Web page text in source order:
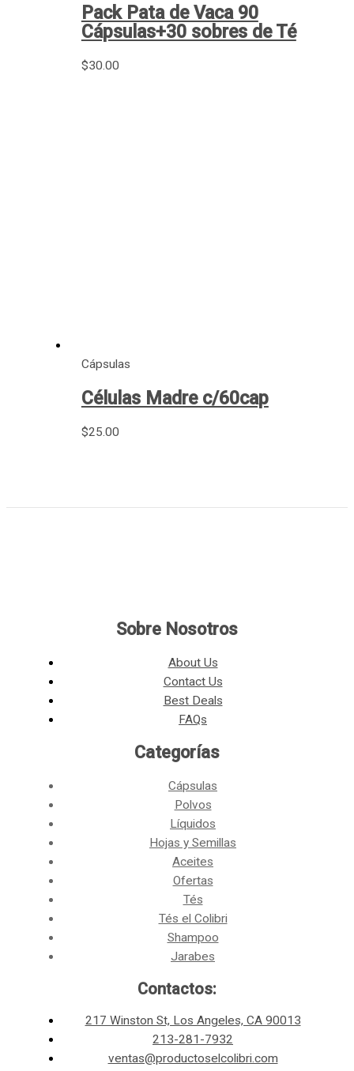
Pack Pata de Vaca 90
Cápsulas+30 sobres de Té
$30.00
Cápsulas
Células Madre c/60cap
$25.00
Sobre Nosotros
About Us
Contact Us
Best Deals
FAQs
Categorías​
Cápsulas
Polvos
Líquidos
Hojas y Semillas
Aceites
Ofertas
Tés
Tés el Colibri
Shampoo
Jarabes
Contactos:
217 Winston St, Los Angeles, CA 90013
213-281-7932
ventas@productoselcolibri.com